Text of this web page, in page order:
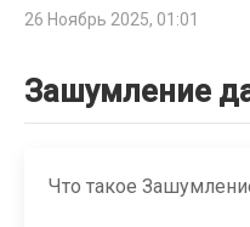
26 Ноябрь 2025, 01:01
Зашумление
Что такое